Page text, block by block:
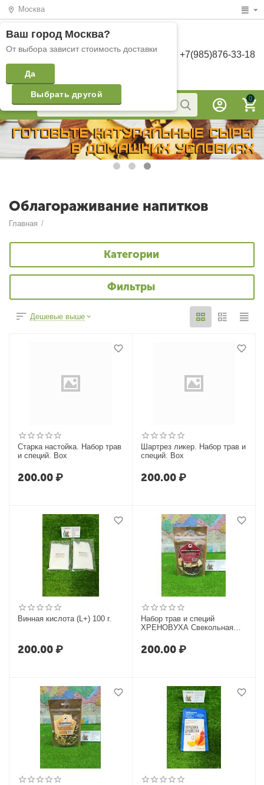
Москва
Ваш город Москва?
От выбора зависит стоимость доставки
Да
Выбрать другой
+7(985)876-33-18
0
Облагораживание напитков
Главная /
Категории
Фильтры
Дешевые выше
Старка настойка. Набор трав
и специй. Box
200.00₽
Шартрез ликер. Набор трав и
специй. Box
200.00₽
Винная кислота (L+) 100 г.
200.00₽
Набор трав и специй
ХРЕНОВУХА Свекольная
200.00₽